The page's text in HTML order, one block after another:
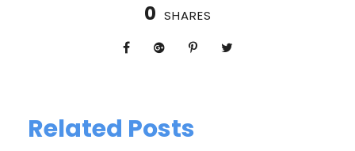
0 SHARES
Related Posts